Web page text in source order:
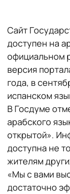
Сайт
доступен на
официальном
версия
года, в
испанском
В Госдуме
арабского
открытой».
доступна не
жителям
«Мы с вами
достаточно